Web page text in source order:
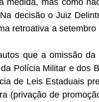
decisão o Juiz
retroativa a
que a omissão
Polícia Militar e dos
de Leis Estaduais
(privação de